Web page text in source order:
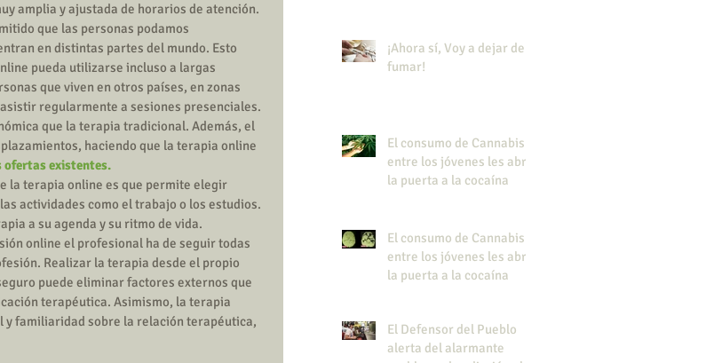
amplia y ajustada de horarios de atención.
que las personas podamos
en distintas partes del mundo. Esto
pueda utilizarse incluso a largas
que viven en otros países, en zonas
regularmente a sesiones presenciales.
que la terapia tradicional. Además, el
haciendo que la terapia online
ofertas existentes.
la terapia online es que permite elegir
actividades como el trabajo o los estudios.
a su agenda y su ritmo de vida.
online el profesional ha de seguir todas
Realizar la terapia desde el propio
puede eliminar factores externos que
terapéutica. Asimismo, la terapia
y familiaridad sobre la relación terapéutica,
¡Ahora sí, Voy a dejar de
fumar!
El consumo de Cannabis
entre los jóvenes les abre
la puerta a la cocaína
El consumo de Cannabis
entre los jóvenes les abre
la puerta a la cocaína
El Defensor del Pueblo
alerta del alarmante